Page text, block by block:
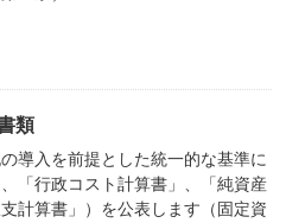
類
導入を前提とした統一的な基準に
「行政コスト計算書」、「純資産
計算書」）を公表します（固定資